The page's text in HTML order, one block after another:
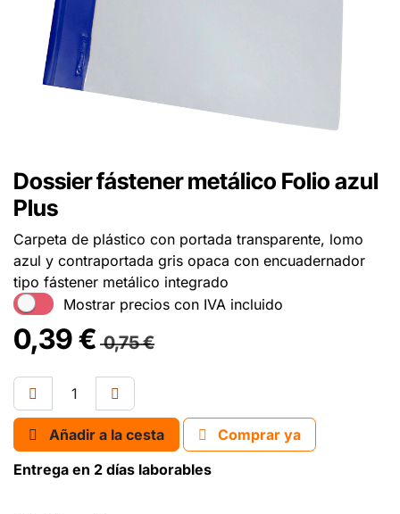
Dossier fástener metálico Folio azul
Plus
Carpeta de plástico con portada transparente, lomo
azul y contraportada gris opaca con encuadernador
tipo fástener metálico integrado
Mostrar precios con IVA incluido
0,39€ 0,75€
Añadir a la cesta
Comprar ya
Entrega en 2 días laborables